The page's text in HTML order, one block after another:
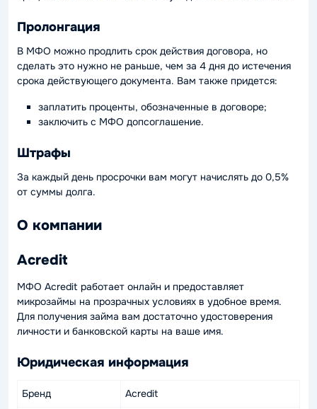
Пролонгация
В МФО можно продлить срок действия договора, но
сделать это нужно не раньше, чем за 4 дня до истечения
срока действующего документа. Вам также придется:
заплатить проценты, обозначенные в договоре;
заключить с МФО допсоглашение.
Штрафы
За каждый день просрочки вам могут начислять до 0,5%
от суммы долга.
О компании
Acredit
МФО Acredit работает онлайн и предоставляет
микрозаймы на прозрачных условиях в удобное время.
Для получения займа вам достаточно удостоверения
личности и банковской карты на ваше имя.
Юридическая информация
Бренд Acredit